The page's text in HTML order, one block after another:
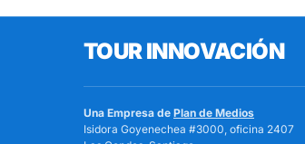
TOUR INNOVACIÓN
Una Empresa de Plan de Medios
Isidora Goyenechea #3000, oficina 2407